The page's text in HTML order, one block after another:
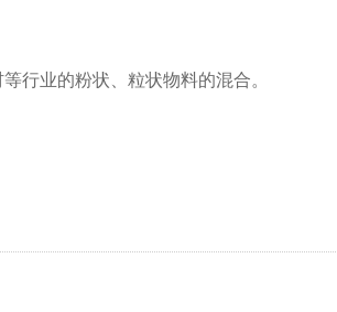
行业的粉状、粒状物料的混合。